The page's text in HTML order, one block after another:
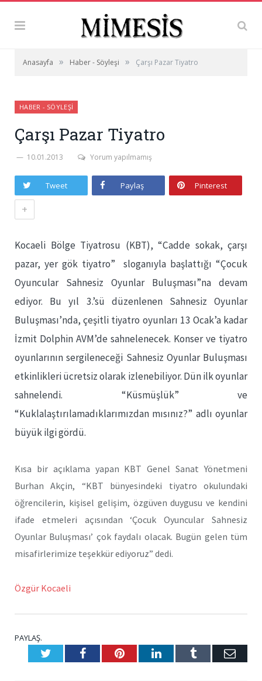
Anasayfa » Haber - Söyleşi » Çarşı Pazar Tiyatro
HABER - SÖYLEŞI
Çarşı Pazar Tiyatro
10.01.2013 Yorum yapılmamış
Tweet Paylaş Pinterest
+
Kocaeli Bölge Tiyatrosu (KBT), “Cadde sokak, çarşı
pazar, yer gök tiyatro” sloganıyla başlattığı “Çocuk
Oyuncular Sahnesiz Oyunlar Buluşması”na devam
ediyor. Bu yıl 3.’sü düzenlenen Sahnesiz Oyunlar
Buluşması’nda, çeşitli tiyatro oyunları 13 Ocak’a kadar
İzmit Dolphin AVM’de sahnelenecek. Konser ve tiyatro
oyunlarının sergileneceği Sahnesiz Oyunlar Buluşması
etkinlikleri ücretsiz olarak izlenebiliyor. Dün ilk oyunlar
sahnelendi. “Küsmüşlük” ve
“Kuklalaştırılamadıklarımızdan mısınız?” adlı oyunlar
büyük ilgi gördü.
Kısa bir açıklama yapan KBT Genel Sanat Yönetmeni
Burhan Akçin, “KBT bünyesindeki tiyatro okulundaki
öğrencilerin, kişisel gelişim, özgüven duygusu ve kendini
ifade etmeleri açısından ‘Çocuk Oyuncular Sahnesiz
Oyunlar Buluşması’ çok faydalı olacak. Bugün gelen tüm
misafirlerimize teşekkür ediyoruz” dedi.
Özgür Kocaeli
PAYLAŞ.
TwitterFacebookPinterestLinkedInTumblr E-